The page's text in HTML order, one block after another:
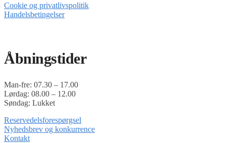
Cookie og privatlivspolitik
Handelsbetingelser
Åbningstider
Man-fre: 07.30 – 17.00
Lørdag: 08.00 – 12.00
Søndag: Lukket
Reservedelsforespørgsel
Nyhedsbrev og konkurrence
Kontakt